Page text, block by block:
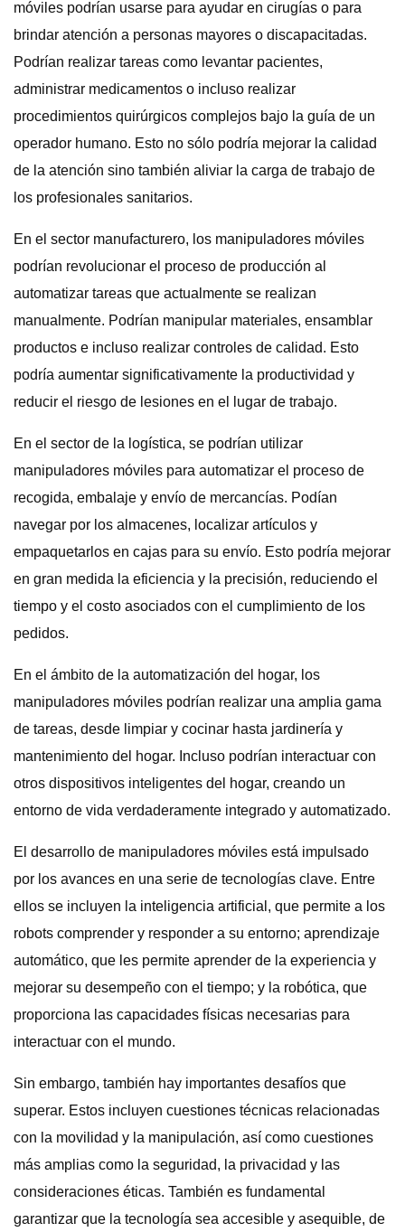
móviles podrían usarse para ayudar en cirugías o para
brindar atención a personas mayores o discapacitadas.
Podrían realizar tareas como levantar pacientes,
administrar medicamentos o incluso realizar
procedimientos quirúrgicos complejos bajo la guía de un
operador humano. Esto no sólo podría mejorar la calidad
de la atención sino también aliviar la carga de trabajo de
los profesionales sanitarios.
En el sector manufacturero, los manipuladores móviles
podrían revolucionar el proceso de producción al
automatizar tareas que actualmente se realizan
manualmente. Podrían manipular materiales, ensamblar
productos e incluso realizar controles de calidad. Esto
podría aumentar significativamente la productividad y
reducir el riesgo de lesiones en el lugar de trabajo.
En el sector de la logística, se podrían utilizar
manipuladores móviles para automatizar el proceso de
recogida, embalaje y envío de mercancías. Podían
navegar por los almacenes, localizar artículos y
empaquetarlos en cajas para su envío. Esto podría mejorar
en gran medida la eficiencia y la precisión, reduciendo el
tiempo y el costo asociados con el cumplimiento de los
pedidos.
En el ámbito de la automatización del hogar, los
manipuladores móviles podrían realizar una amplia gama
de tareas, desde limpiar y cocinar hasta jardinería y
mantenimiento del hogar. Incluso podrían interactuar con
otros dispositivos inteligentes del hogar, creando un
entorno de vida verdaderamente integrado y automatizado.
El desarrollo de manipuladores móviles está impulsado
por los avances en una serie de tecnologías clave. Entre
ellos se incluyen la inteligencia artificial, que permite a los
robots comprender y responder a su entorno; aprendizaje
automático, que les permite aprender de la experiencia y
mejorar su desempeño con el tiempo; y la robótica, que
proporciona las capacidades físicas necesarias para
interactuar con el mundo.
Sin embargo, también hay importantes desafíos que
superar. Estos incluyen cuestiones técnicas relacionadas
con la movilidad y la manipulación, así como cuestiones
más amplias como la seguridad, la privacidad y las
consideraciones éticas. También es fundamental
garantizar que la tecnología sea accesible y asequible, de